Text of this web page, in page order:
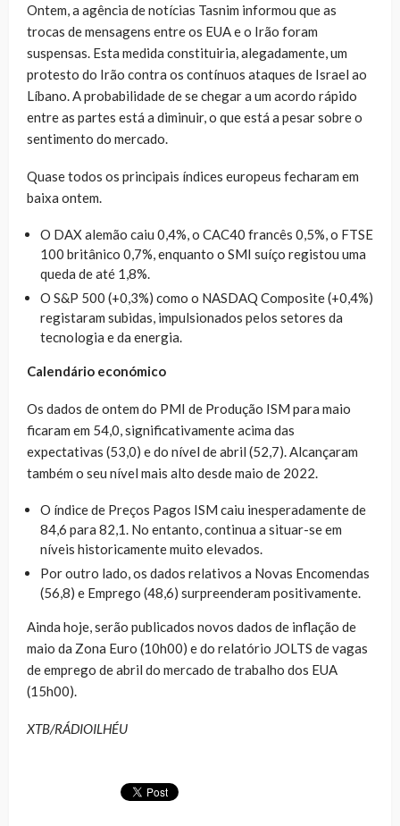
Ontem, a agência de notícias Tasnim informou que as
trocas de mensagens entre os EUA e o Irão foram
suspensas. Esta medida constituiria, alegadamente, um
protesto do Irão contra os contínuos ataques de Israel ao
Líbano. A probabilidade de se chegar a um acordo rápido
entre as partes está a diminuir, o que está a pesar sobre o
sentimento do mercado.
Quase todos os principais índices europeus fecharam em
baixa ontem.
O DAX alemão caiu 0,4%, o CAC40 francês 0,5%, o FTSE
100 britânico 0,7%, enquanto o SMI suíço registou uma
queda de até 1,8%.
O S&P 500 (+0,3%) como o NASDAQ Composite (+0,4%)
registaram subidas, impulsionados pelos setores da
tecnologia e da energia.
Calendário económico
Os dados de ontem do PMI de Produção ISM para maio
ficaram em 54,0, significativamente acima das
expectativas (53,0) e do nível de abril (52,7). Alcançaram
também o seu nível mais alto desde maio de 2022.
O índice de Preços Pagos ISM caiu inesperadamente de
84,6 para 82,1. No entanto, continua a situar-se em
níveis historicamente muito elevados.
Por outro lado, os dados relativos a Novas Encomendas
(56,8) e Emprego (48,6) surpreenderam positivamente.
Ainda hoje, serão publicados novos dados de inflação de
maio da Zona Euro (10h00) e do relatório JOLTS de vagas
de emprego de abril do mercado de trabalho dos EUA
(15h00).
XTB/RÁDIOILHÉU